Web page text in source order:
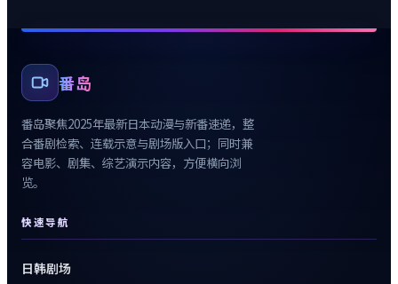
番岛
番岛聚焦2025年最新日本动漫与新番速递，整
合番剧检索、连载示意与剧场版入口；同时兼
容电影、剧集、综艺演示内容，方便横向浏
览。
快速导航
日韩剧场